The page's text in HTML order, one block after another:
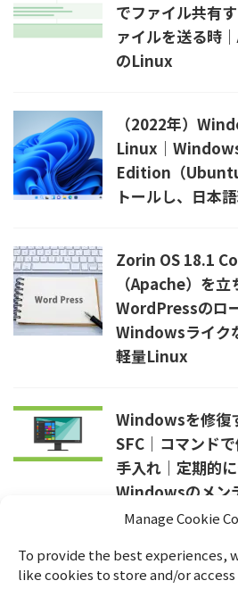
Manage Cookie
To provide the best experiences,
like cookies to store and/or
でファイル共有
ァイルを送る時
のLinux
（2022年）
Linux｜
Edition（
トールし、日本
Zorin OS 18.1
（Apache）を立
WordPressのロ
Windowsライク
軽量Linux
Windowsを修復
SFC｜コマンド
手入れ｜定期的
Windowsのメン
Manjaro でプリ
にする｜Arch